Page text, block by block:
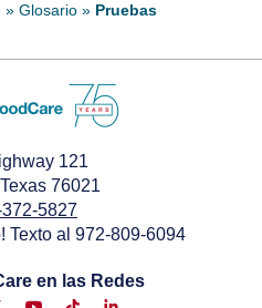
» Glosario » Pruebas
121
76021
5827
Texto al 972-809-6094
en las Redes